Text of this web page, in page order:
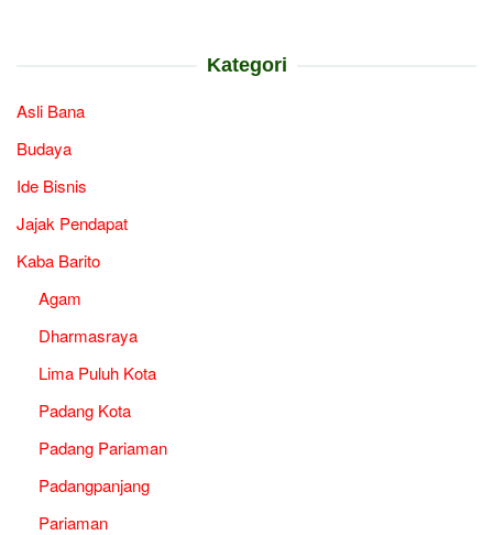
Kategori
Asli Bana
Budaya
Ide Bisnis
Jajak Pendapat
Kaba Barito
Agam
Dharmasraya
Lima Puluh Kota
Padang Kota
Padang Pariaman
Padangpanjang
Pariaman